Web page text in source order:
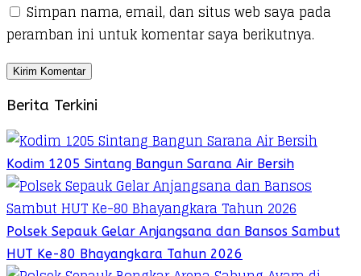
Simpan nama, email, dan situs web saya pada
peramban ini untuk komentar saya berikutnya.
Berita Terkini
Kodim 1205 Sintang Bangun Sarana Air Bersih
Polsek Sepauk Gelar Anjangsana dan Bansos Sambut
HUT Ke-80 Bhayangkara Tahun 2026